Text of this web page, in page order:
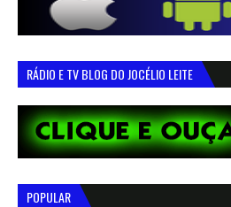
RÁDIO E TV BLOG DO JOCÉLIO LEITE
POPULAR